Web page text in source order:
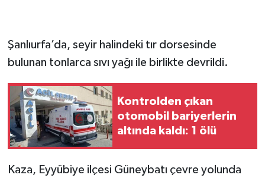
Şanlıurfa’da, seyir halindeki tır dorsesinde
bulunan tonlarca sıvı yağı ile birlikte devrildi.
Kontrolden çıkan
otomobil bariyerlerin
altında kaldı: 1 ölü
Kaza, Eyyübiye ilçesi Güneybatı çevre yolunda